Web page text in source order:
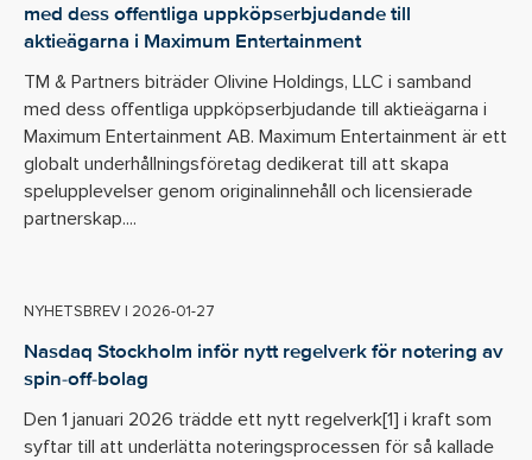
med dess offentliga uppköpserbjudande till
aktieägarna i Maximum Entertainment
TM & Partners biträder Olivine Holdings, LLC i samband
med dess offentliga uppköpserbjudande till aktieägarna i
Maximum Entertainment AB. Maximum Entertainment är ett
globalt underhållningsföretag dedikerat till att skapa
spelupplevelser genom originalinnehåll och licensierade
partnerskap....
NYHETSBREV | 2026-01-27
Nasdaq Stockholm inför nytt regelverk för notering av
spin-off-bolag
Den 1 januari 2026 trädde ett nytt regelverk[1] i kraft som
syftar till att underlätta noteringsprocessen för så kallade